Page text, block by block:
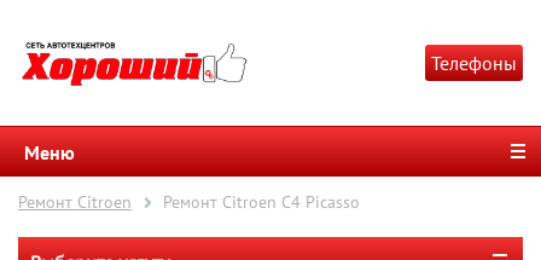
Телефоны
Меню
Ремонт Citroen Ремонт Citroen C4 Picasso